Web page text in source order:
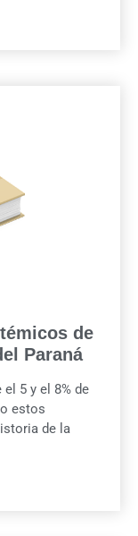
de
Paraná
5 y el 8% de
estos
de la